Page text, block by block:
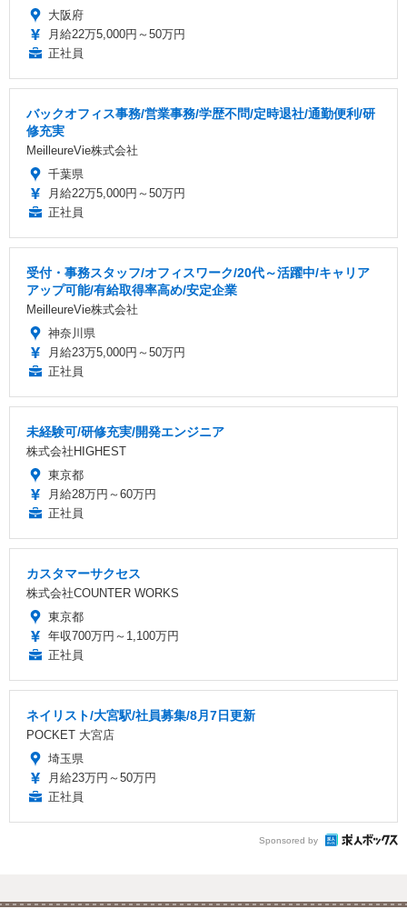
大阪府
月給22万5,000円～50万円
正社員
バックオフィス事務/営業事務/学歴不問/定時退社/通勤便利/研
修充実
MeilleureVie株式会社
千葉県
月給22万5,000円～50万円
正社員
受付・事務スタッフ/オフィスワーク/20代～活躍中/キャリア
アップ可能/有給取得率高め/安定企業
MeilleureVie株式会社
神奈川県
月給23万5,000円～50万円
正社員
未経験可/研修充実/開発エンジニア
株式会社HIGHEST
東京都
月給28万円～60万円
正社員
カスタマーサクセス
株式会社COUNTER WORKS
東京都
年収700万円～1,100万円
正社員
ネイリスト/大宮駅/社員募集/8月7日更新
POCKET 大宮店
埼玉県
月給23万円～50万円
正社員
Sponsored by